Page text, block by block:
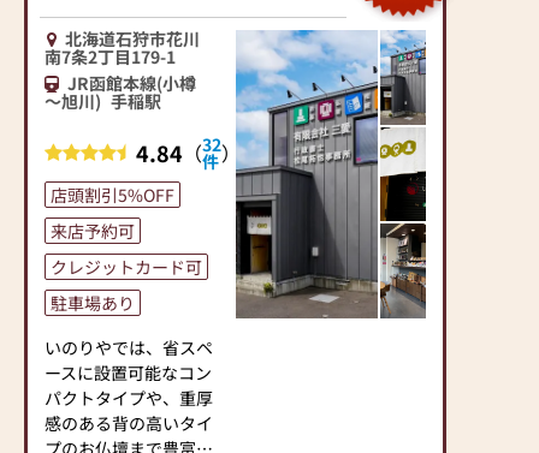
北海道石狩市花川
南7条2丁目179-1
JR函館本線(小樽
～旭川) 手稲駅
4.84 （32
件）
店頭割引5%OFF
来店予約可
クレジットカード可
駐車場あり
いのりやでは、省スペ
ースに設置可能なコン
パクトタイプや、重厚
感のある背の高いタイ